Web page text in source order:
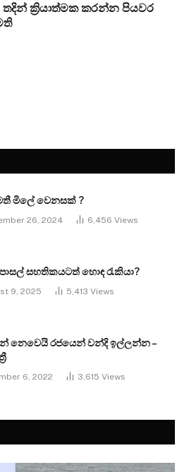
තදින් ක්‍රියාත්මක කරන්න පියවර
මිලේ වෙනසක් ?
26, 2024 6,456 Views
සහතිකයටත් හොඳ රැකියා?
9, 2025 5,413 Views
නෙවෙයි රජයෙන් වන්දි ඉල්ලන්න –
6, 2022 3,615 Views